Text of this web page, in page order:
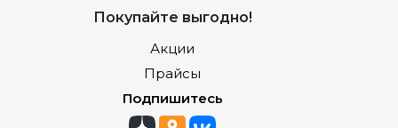
Покупайте выгодно!
Акции
Прайсы
Подпишитесь